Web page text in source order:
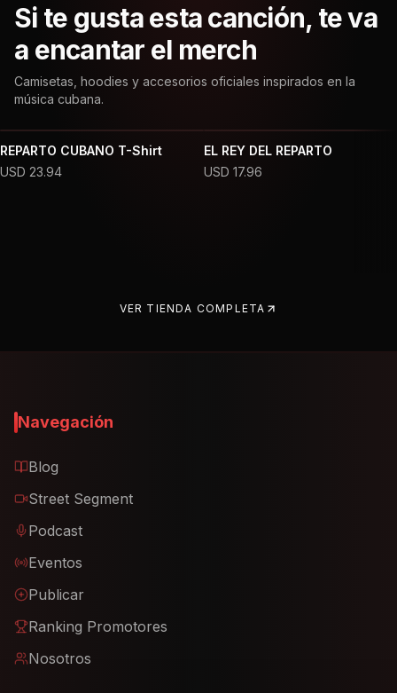
Si te gusta esta canción, te va
a encantar el merch
Camisetas, hoodies y accesorios oficiales inspirados en la
música cubana.
REPARTO CUBANO T-Shirt
USD 23.94
EL REY DEL REPARTO
USD 17.96
VER TIENDA COMPLETA
Navegación
Blog
Street Segment
Podcast
Eventos
Publicar
Ranking Promotores
Nosotros